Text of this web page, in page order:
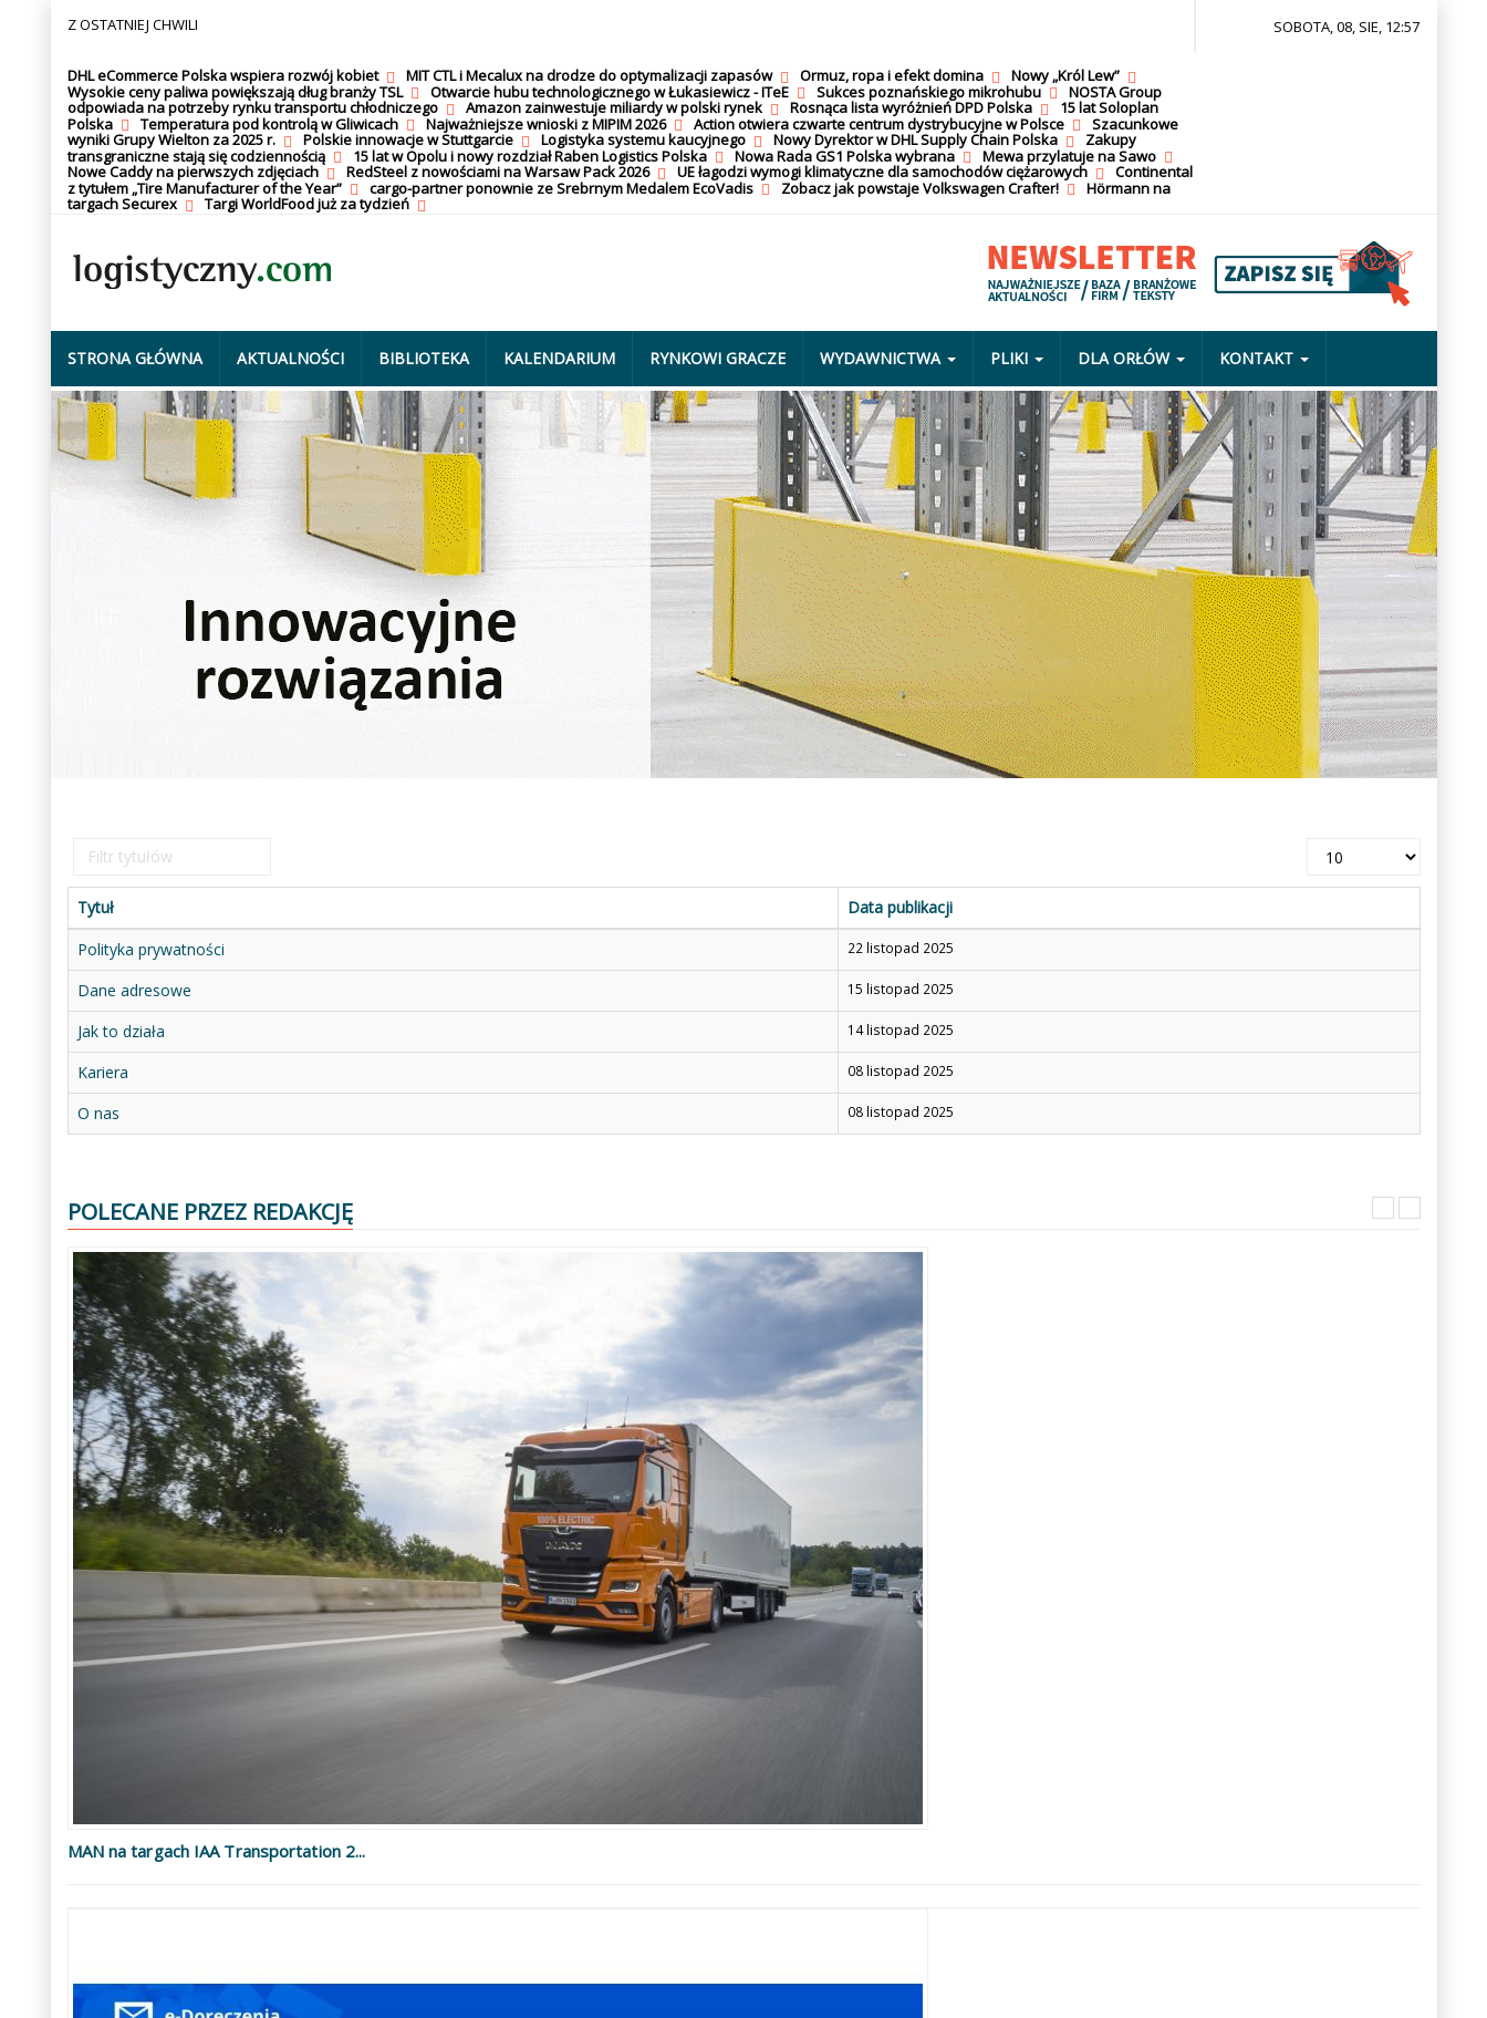
Z OSTATNIEJ CHWILI
DHL eCommerce Polska wspiera rozwój kobiet MIT CTL i Mecalux na drodze do optymalizacji zapasów Ormuz, ropa i efekt domina
Nowy „Król Lew”
Wysokie ceny paliwa powiększają dług branży TSL
Otwarcie hubu technologicznego w Łukasiewicz - ITeE Sukces poznańskiego mikrohubu
NOSTA Group
odpowiada na potrzeby rynku transportu chłodniczego
Amazon zainwestuje miliardy w polski rynek Rosnąca lista wyróżnień DPD Polska
15 lat Soloplan
Polska
Temperatura pod kontrolą w Gliwicach Najważniejsze wnioski z MIPIM 2026 Action otwiera czwarte centrum dystrybucyjne w Polsce
Szacunkowe
wyniki Grupy Wielton za 2025 r.
Polskie innowacje w Stuttgarcie Logistyka systemu kaucyjnego Nowy Dyrektor w DHL Supply Chain Polska
Zakupy
transgraniczne stają się codziennością
15 lat w Opolu i nowy rozdział Raben Logistics Polska Nowa Rada GS1 Polska wybrana
Mewa przylatuje na Sawo
Nowe Caddy na pierwszych zdjęciach
RedSteel z nowościami na Warsaw Pack 2026 UE łagodzi wymogi klimatyczne dla samochodów ciężarowych
Continental
z tytułem „Tire Manufacturer of the Year”
cargo-partner ponownie ze Srebrnym Medalem EcoVadis Zobacz jak powstaje Volkswagen Crafter!
Hörmann na
targach Securex
Targi WorldFood już za tydzień
SOBOTA, 08, SIE, 12:57
STRONA GŁÓWNA AKTUALNOŚCI BIBLIOTEKA KALENDARIUM RYNKOWI GRACZE WYDAWNICTWA PLIKI DLA ORŁÓW KONTAKT
Filtr
tytułów
Pokaż
Tytuł
Data publikacji
Polityka prywatności
22 listopad 2025
Dane adresowe 15 listopad 2025
Jak to działa 14 listopad 2025
Kariera 08 listopad 2025
O nas 08 listopad 2025
POLECANE PRZEZ REDAKCJĘ
Poprzedni
Następny
MAN na targach IAA Transportation 2...